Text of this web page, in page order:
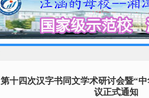
第十四次汉字书同文学术研讨会暨“
议正式通知